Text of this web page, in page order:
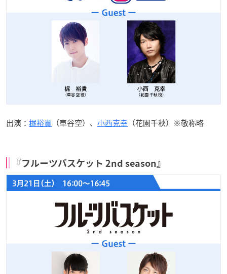
出演： 梶裕貴 （車谷空）、 小西克幸 （花園千秋）※敬称略
『フルーツバスケット 2nd season』